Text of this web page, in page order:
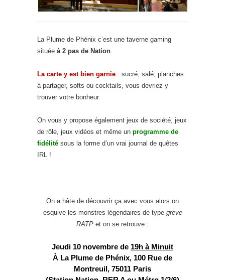
La Plume de Phénix c’est une taverne gaming
située à 2 pas de Nation
La carte y est bien garnie : sucré, salé, planches
à partager, softs ou cocktails, vous devriez y
trouver votre bonheur.
On vous y propose également jeux de société, jeux
de rôle, jeux vidéos et même un programme de
fidélité sous la forme d’un vrai journal de quêtes
IRL !
On a hâte de découvrir ça avec vous alors on
esquive les monstres légendaires de type grève
RATP et on se retrouve :
Jeudi 10 novembre de 19h à Minuit
À La Plume de Phénix, 100 Rue de
Montreuil, 75011 Paris